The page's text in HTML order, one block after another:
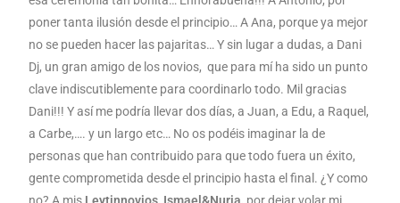
poner tanta ilusión desde el principio… A Ana, porque ya mejor
no se pueden hacer las pajaritas… Y sin lugar a dudas, a Dani
Dj, un gran amigo de los novios, que para mí ha sido un punto
clave indiscutiblemente para coordinarlo todo. Mil gracias
Dani!!! Y así me podría llevar dos días, a Juan, a Edu, a Raquel,
a Carbe,…. y un largo etc… No os podéis imaginar la de
personas que han contribuido para que todo fuera un éxito,
gente comprometida desde el principio hasta el final. ¿Y como
no? A mis Leytinnovios, Ismael&Nuria, por dejar volar mi